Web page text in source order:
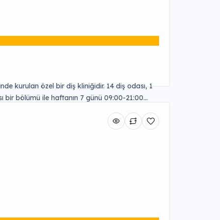
kurulan özel bir diş kliniğidir. 14 diş odası, 1
bir bölümü ile haftanın 7 günü 09:00-21:00